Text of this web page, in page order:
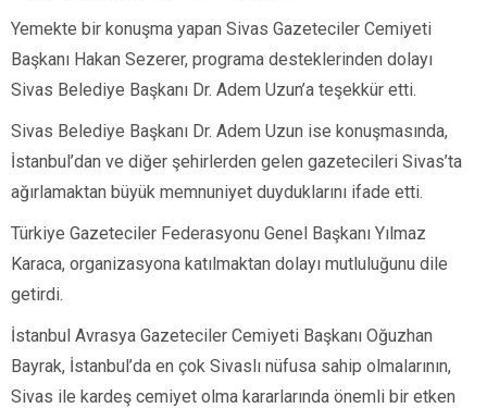
Yemekte bir konuşma yapan Sivas Gazeteciler Cemiyeti
Başkanı Hakan Sezerer, programa desteklerinden dolayı
Sivas Belediye Başkanı Dr. Adem Uzun’a teşekkür etti.
Sivas Belediye Başkanı Dr. Adem Uzun ise konuşmasında,
İstanbul’dan ve diğer şehirlerden gelen gazetecileri Sivas’ta
ağırlamaktan büyük memnuniyet duyduklarını ifade etti.
Türkiye Gazeteciler Federasyonu Genel Başkanı Yılmaz
Karaca, organizasyona katılmaktan dolayı mutluluğunu dile
getirdi.
İstanbul Avrasya Gazeteciler Cemiyeti Başkanı Oğuzhan
Bayrak, İstanbul’da en çok Sivaslı nüfusa sahip olmalarının,
Sivas ile kardeş cemiyet olma kararlarında önemli bir etken